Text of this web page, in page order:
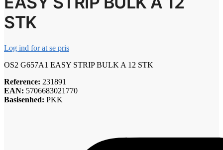
STK
Log ind for at se pris
OS2 G657A1 EASY STRIP BULK A 12 STK
Reference: 231891
EAN: 5706683021770
Basisenhed: PKK